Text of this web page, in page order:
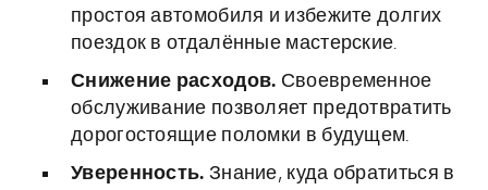
простоя автомобиля и избежите долгих
поездок в отдалённые мастерские.
Снижение расходов. Своевременное
обслуживание позволяет предотвратить
дорогостоящие поломки в будущем.
Уверенность. Знание, куда обратиться в